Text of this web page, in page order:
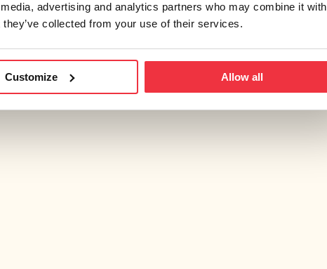
advertising and analytics partners who may combine it with
collected from your use of their services.
Customize Allow all